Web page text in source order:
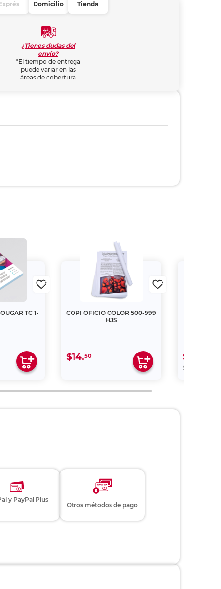
Domicilio Tienda
¿Tienes dudas del
envío?
*El tiempo de entrega
puede variar en las
áreas de cobertura
TC 1-
COPI OFICIO COLOR 500-999
HJS
$14.50 $71.
$89.
y PayPal Plus
Otros métodos de pago